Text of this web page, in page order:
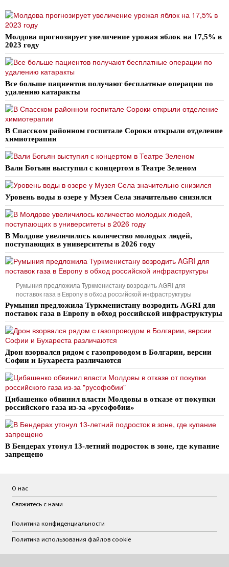
Молдова прогнозирует увеличение урожая яблок на 17,5% в
2023 году
Все больше пациентов получают бесплатные операции по
удалению катаракты
В Спасском районном госпитале Сороки открыли отделение
химиотерапии
Вали Богьян выступил с концертом в Театре Зеленом
Уровень воды в озере у Музея Села значительно снизился
В Молдове увеличилось количество молодых людей,
поступающих в университеты в 2026 году
Румыния предложила Туркменистану возродить AGRI для
поставок газа в Европу в обход российской инфраструктуры
Румыния предложила Туркменистану возродить AGRI для
поставок газа в Европу в обход российской инфраструктуры
Дрон взорвался рядом с газопроводом в Болгарии, версии
Софии и Бухареста различаются
Цибашенко обвинил власти Молдовы в отказе от покупки
российского газа из-за «русофобии»
В Бендерах утонул 13-летний подросток в зоне, где купание
запрещено
О нас
Свяжитесь с нами
Политика конфиденциальности
Политика использования файлов cookie